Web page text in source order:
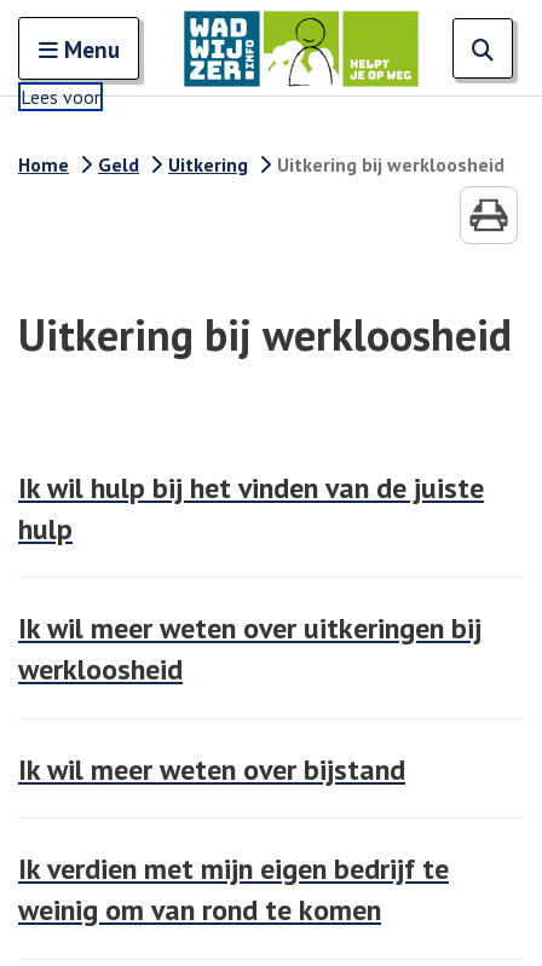
Open en sluit het
Menu
Lees voor
Home Geld Uitkering Uitkering bij werkloosheid
Uitkering bij werkloosheid
Ik wil hulp bij het vinden van de juiste
hulp
Ik wil meer weten over uitkeringen bij
werkloosheid
Ik wil meer weten over bijstand
Ik verdien met mijn eigen bedrijf te
weinig om van rond te komen